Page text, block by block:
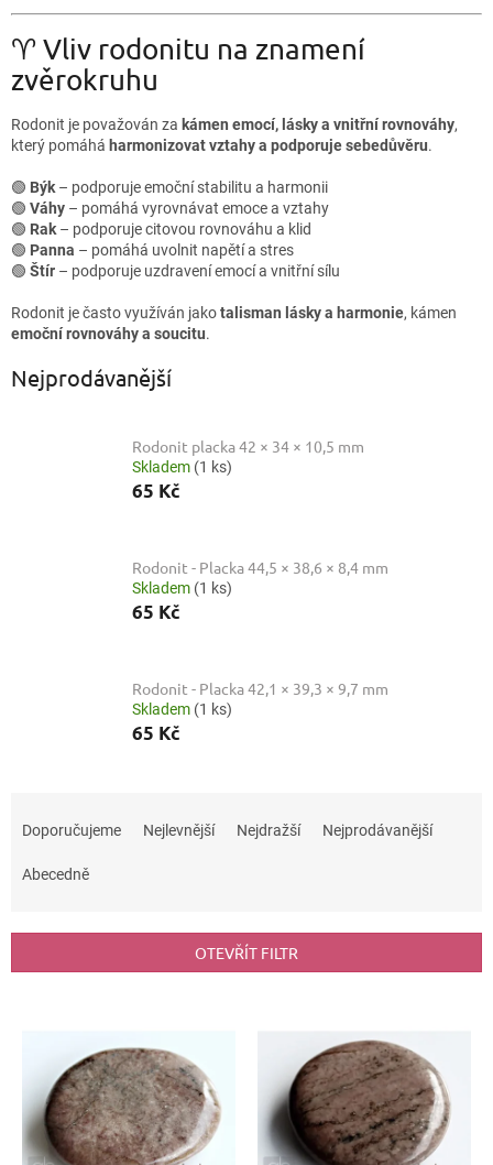
♈ Vliv rodonitu na znamení
zvěrokruhu
Rodonit je považován za kámen emocí, lásky a vnitřní rovnováhy,
který pomáhá harmonizovat vztahy a podporuje sebedůvěru.
🟢 Býk– podporuje emoční stabilitu a harmonii
🟢 Váhy – pomáhá vyrovnávat emoce a vztahy
🟢 Rak– podporuje citovou rovnováhu a klid
🟢 Panna – pomáhá uvolnit napětí a stres
🟢 Štír – podporuje uzdravení emocí a vnitřní sílu
Rodonit je často využíván jakotalisman lásky a harmonie, kámen
emoční rovnováhy a soucitu.
Nejprodávanější
Rodonit placka 42 × 34 × 10,5 mm
Skladem (1 ks)
65 Kč
Rodonit - Placka 44,5 × 38,6 × 8,4 mm
Skladem (1 ks)
65 Kč
Rodonit - Placka 42,1 × 39,3 × 9,7 mm
Skladem (1 ks)
65 Kč
r
Doporučujeme Nejlevnější Nejdražší Nejprodávanější
Abecedně
OTEVŘÍT FILTR